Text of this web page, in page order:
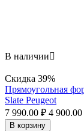
В наличии
Скидка 39%
Прямоугольная
Slate Peugeot
7 990.00 ₽ 4 900.00
В корзину